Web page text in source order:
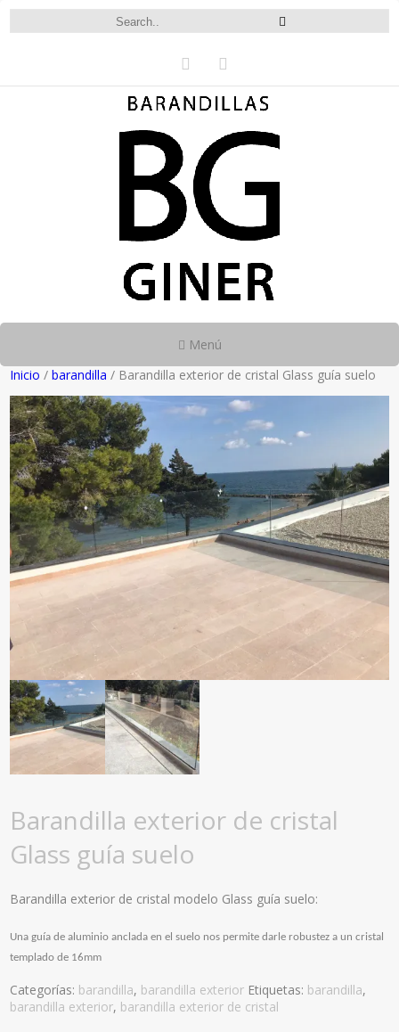
Menú
Inicio /barandilla / Barandilla exterior de cristal Glass guía suelo
Barandilla exterior de cristal
Glass guía suelo
Barandilla exterior de cristal modelo Glass guía suelo:
Una guía de aluminio anclada en el suelo nos permite darle robustez a un cristal
templado de 16mm
Categorías: barandilla, barandilla exterior Etiquetas: barandilla,
barandilla exterior, barandilla exterior de cristal